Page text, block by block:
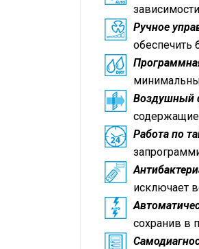
Ручное
обеспечить
Воздушный
Работа по
исключает
сохранив в